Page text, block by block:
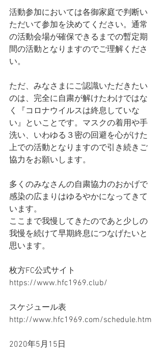
活動参加においては各御家庭で判断い
ただいて参加を決めてください。通常
の活動会場が確保できるまでの暫定期
間の活動となりますのでご理解くださ
い。
ただ、みなさまにご認識いただきたい
のは、完全に自粛が解けたわけではな
く『コロナウイルスは終息していな
い』といことです。マスクの着用や手
洗い、いわゆる３密の回避を心がけた
上での活動となりますので引き続きご
協力をお願いします。
多くのみなさんの自粛協力のおかげで
感染の広まりはゆるやかになってきて
います。
ここまで我慢してきたのであと少しの
我慢を続けて早期終息につなげたいと
思います。
枚方FC公式サイト
https://www.hfc1969.club/
スケジュール表
http://www.hfc1969.com/schedule.htm
2020年5月15日